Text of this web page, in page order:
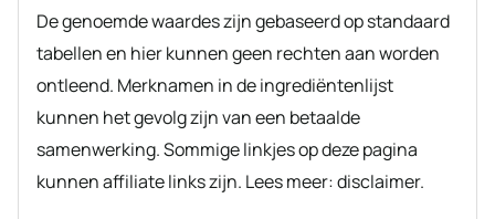
De genoemde waardes zijn gebaseerd op standaard
tabellen en hier kunnen geen rechten aan worden
ontleend. Merknamen in de ingrediëntenlijst
kunnen het gevolg zijn van een betaalde
samenwerking. Sommige linkjes op deze pagina
kunnen affiliate links zijn. Lees meer: disclaimer.